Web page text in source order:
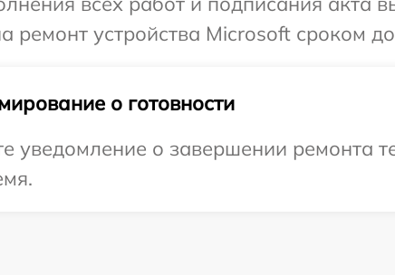
ремонт устройства Microsoft сроком
о готовности
уведомление о завершении ремонта